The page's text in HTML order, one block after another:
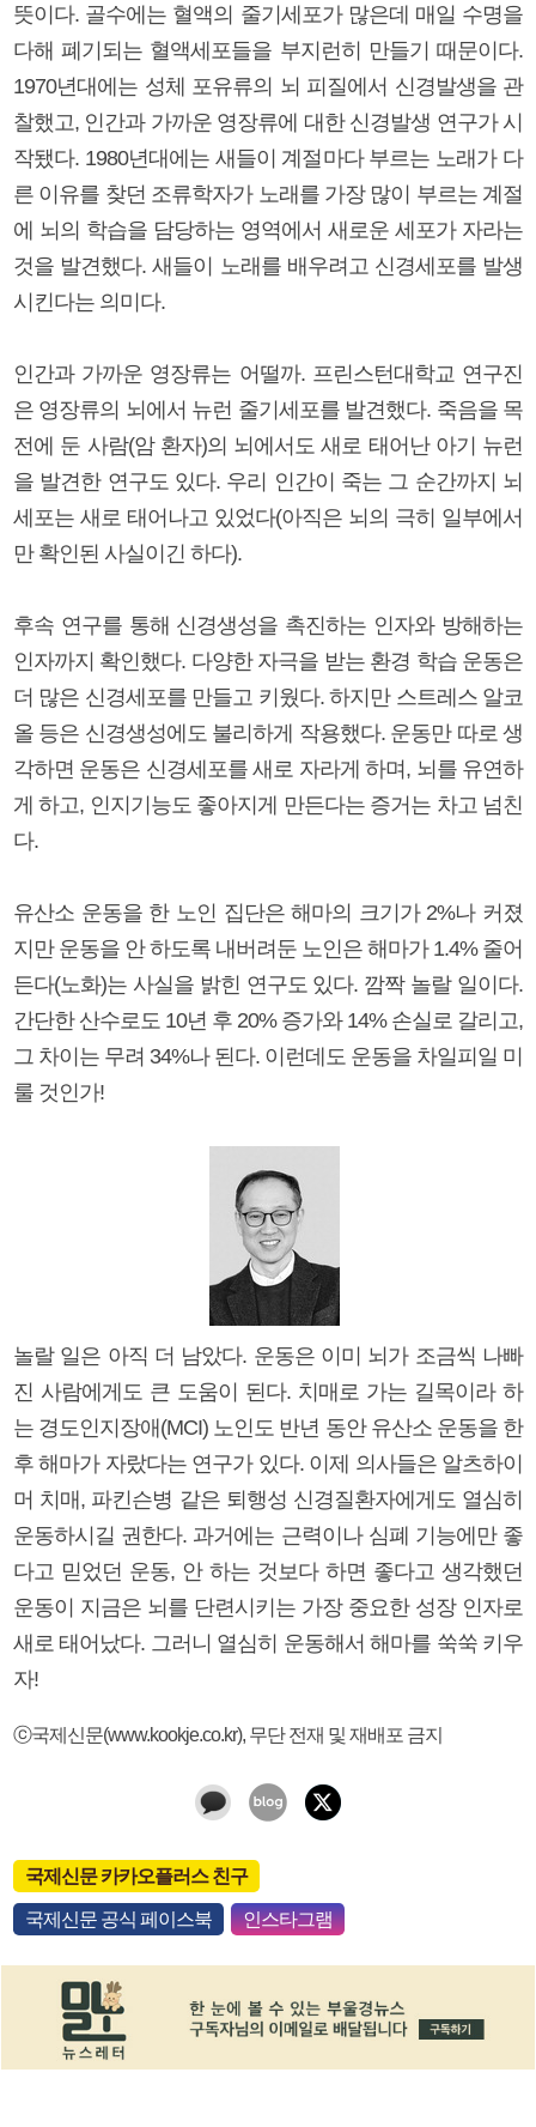
뜻이다. 골수에는 혈액의 줄기세포가 많은데 매일 수명을
다해 폐기되는 혈액세포들을 부지런히 만들기 때문이다.
1970년대에는 성체 포유류의 뇌 피질에서 신경발생을 관
찰했고, 인간과 가까운 영장류에 대한 신경발생 연구가 시
작됐다. 1980년대에는 새들이 계절마다 부르는 노래가 다
른 이유를 찾던 조류학자가 노래를 가장 많이 부르는 계절
에 뇌의 학습을 담당하는 영역에서 새로운 세포가 자라는
것을 발견했다. 새들이 노래를 배우려고 신경세포를 발생
시킨다는 의미다.
인간과 가까운 영장류는 어떨까. 프린스턴대학교 연구진
은 영장류의 뇌에서 뉴런 줄기세포를 발견했다. 죽음을 목
전에 둔 사람(암 환자)의 뇌에서도 새로 태어난 아기 뉴런
을 발견한 연구도 있다. 우리 인간이 죽는 그 순간까지 뇌
세포는 새로 태어나고 있었다(아직은 뇌의 극히 일부에서
만 확인된 사실이긴 하다).
후속 연구를 통해 신경생성을 촉진하는 인자와 방해하는
인자까지 확인했다. 다양한 자극을 받는 환경 학습 운동은
더 많은 신경세포를 만들고 키웠다. 하지만 스트레스 알코
올 등은 신경생성에도 불리하게 작용했다. 운동만 따로 생
각하면 운동은 신경세포를 새로 자라게 하며, 뇌를 유연하
게 하고, 인지기능도 좋아지게 만든다는 증거는 차고 넘친
다.
유산소 운동을 한 노인 집단은 해마의 크기가 2%나 커졌
지만 운동을 안 하도록 내버려둔 노인은 해마가 1.4% 줄어
든다(노화)는 사실을 밝힌 연구도 있다. 깜짝 놀랄 일이다.
간단한 산수로도 10년 후 20% 증가와 14% 손실로 갈리고,
그 차이는 무려 34%나 된다. 이런데도 운동을 차일피일 미
룰 것인가!
놀랄 일은 아직 더 남았다. 운동은 이미 뇌가 조금씩 나빠
진 사람에게도 큰 도움이 된다. 치매로 가는 길목이라 하
는 경도인지장애(MCI) 노인도 반년 동안 유산소 운동을 한
후 해마가 자랐다는 연구가 있다. 이제 의사들은 알츠하이
머 치매, 파킨슨병 같은 퇴행성 신경질환자에게도 열심히
운동하시길 권한다. 과거에는 근력이나 심폐 기능에만 좋
다고 믿었던 운동, 안 하는 것보다 하면 좋다고 생각했던
운동이 지금은 뇌를 단련시키는 가장 중요한 성장 인자로
새로 태어났다. 그러니 열심히 운동해서 해마를 쑥쑥 키우
자!
ⓒ국제신문(www.kookje.co.kr), 무단 전재 및 재배포 금지
국제신문 카카오플러스 친구
국제신문 공식 페이스북 인스타그램